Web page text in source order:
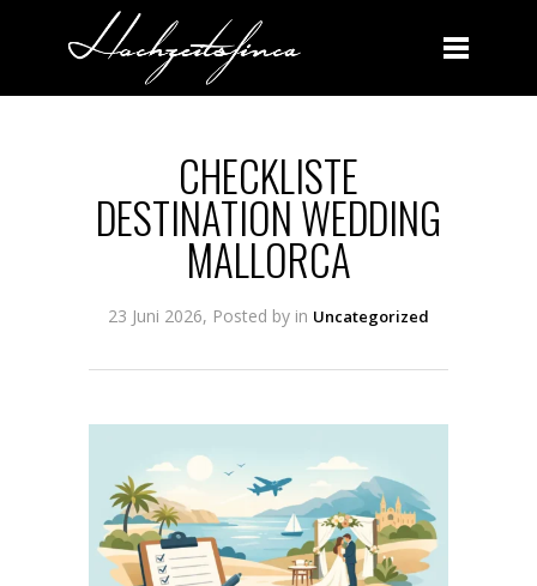
CHECKLISTE
DESTINATION WEDDING
MALLORCA
23 Juni 2026, Posted by in Uncategorized